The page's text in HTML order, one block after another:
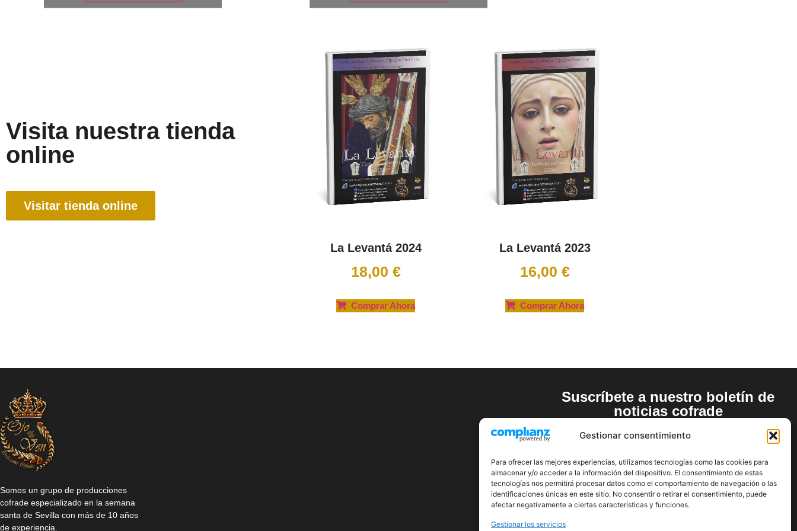
Gestionar consentimiento
Para ofrecer las mejores experiencias, utilizamos tecnologías como las cookies para
almacenar y/o acceder a la información del dispositivo. El consentimiento de estas
tecnologías nos permitirá procesar datos como el comportamiento de navegación o las
identificaciones únicas en este sitio. No consentir o retirar el consentimiento, puede
afectar negativamente a ciertas características y funciones.
Gestionar los servicios
Visita nuestra tienda
online
Visitar tienda online
La Levantá 2024
18,00 €
Comprar Ahora
La Levantá 2023
16,00 €
Comprar Ahora
Somos un grupo de producciones
cofrade especializado en la semana
santa de Sevilla con más de 10 años
de experiencia.
Suscríbete a nuestro boletín de
noticias cofrade
¡Quiero apuntarme!